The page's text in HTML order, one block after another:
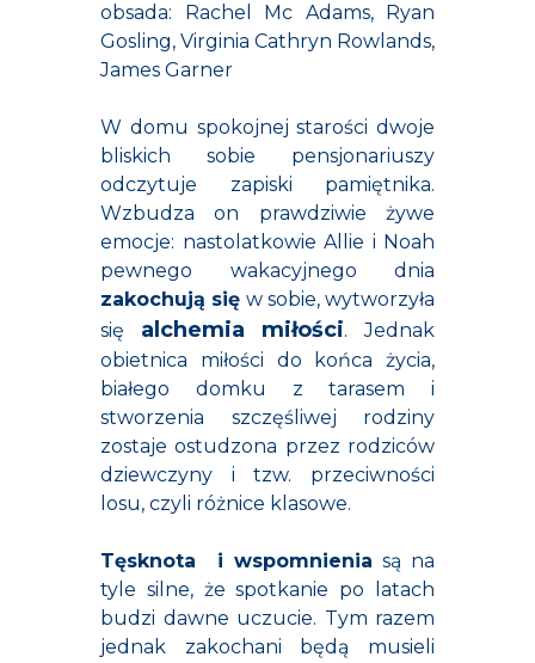
obsada: Rachel Mc Adams, Ryan
Gosling, Virginia Cathryn Rowlands,
James Garner
W domu spokojnej starości dwoje
bliskich sobie pensjonariuszy
odczytuje zapiski pamiętnika.
Wzbudza on prawdziwie żywe
emocje: nastolatkowie Allie i Noah
pewnego wakacyjnego dnia
zakochują się w sobie, wytworzyła
się alchemia miłości. Jednak
obietnica miłości do końca życia,
białego domku z tarasem i
stworzenia szczęśliwej rodziny
zostaje ostudzona przez rodziców
dziewczyny i tzw. przeciwności
losu, czyli różnice klasowe.
Tęsknota i wspomnienia są na
tyle silne, że spotkanie po latach
budzi dawne uczucie. Tym razem
jednak zakochani będą musieli